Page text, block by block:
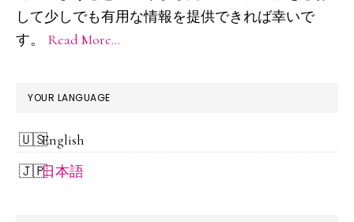
バ
ー
して少しでも有用な情報を提供できれば幸いで
す。 Read More…
YOUR LANGUAGE
English
日本語